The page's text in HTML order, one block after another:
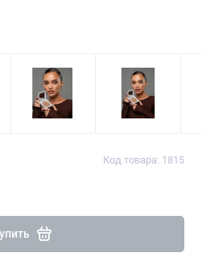
Код товара: 1815